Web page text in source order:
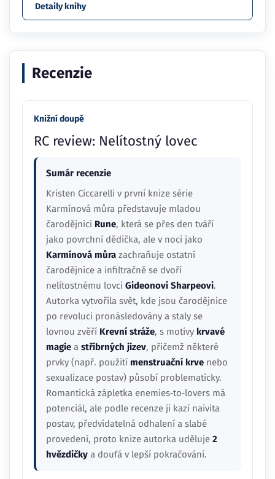
Detaily knihy
Recenzie
Knižní doupě
RC review: Nelítostný lovec
Sumár recenzie
Kristen Ciccarelli v první knize série
Karmínová můra představuje mladou
čarodějnici Rune, která se přes den tváří
jako povrchní dědička, ale v noci jako
Karmínová můra zachraňuje ostatní
čarodějnice a infiltračně se dvoří
nelítostnému lovci Gideonovi Sharpeovi.
Autorka vytvořila svět, kde jsou čarodějnice
po revoluci pronásledovány a staly se
lovnou zvěří Krevní stráže, s motivy krvavé
magie a stříbrných jizev, přičemž některé
prvky (např. použití menstruační krve nebo
sexualizace postav) působí problematicky.
Romantická zápletka enemies‑to‑lovers má
potenciál, ale podle recenze ji kazí naivita
postav, předvídatelná odhalení a slabé
provedení, proto knize autorka uděluje 2
hvězdičky a doufá v lepší pokračování.